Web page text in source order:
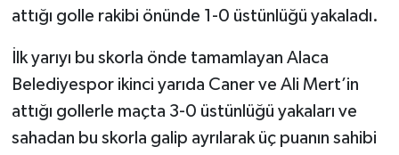
attığı golle rakibi önünde 1-0 üstünlüğü yakaladı.
İlk yarıyı bu skorla önde tamamlayan Alaca
Belediyespor ikinci yarıda Caner ve Ali Mert’in
attığı gollerle maçta 3-0 üstünlüğü yakaları ve
sahadan bu skorla galip ayrılarak üç puanın sahibi